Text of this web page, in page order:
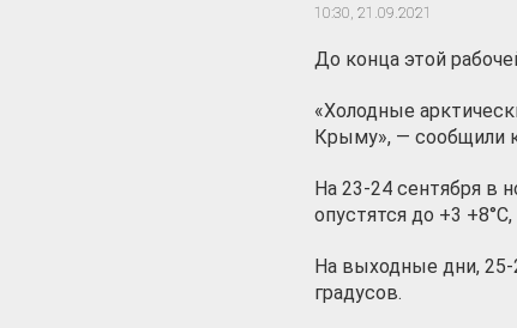
10:30, 21.09.2021
До конца этой
«Холодные
Крыму», — сообщили
На 23-24 сентября в
опустятся до +3
На выходные дни, 25-
градусов.